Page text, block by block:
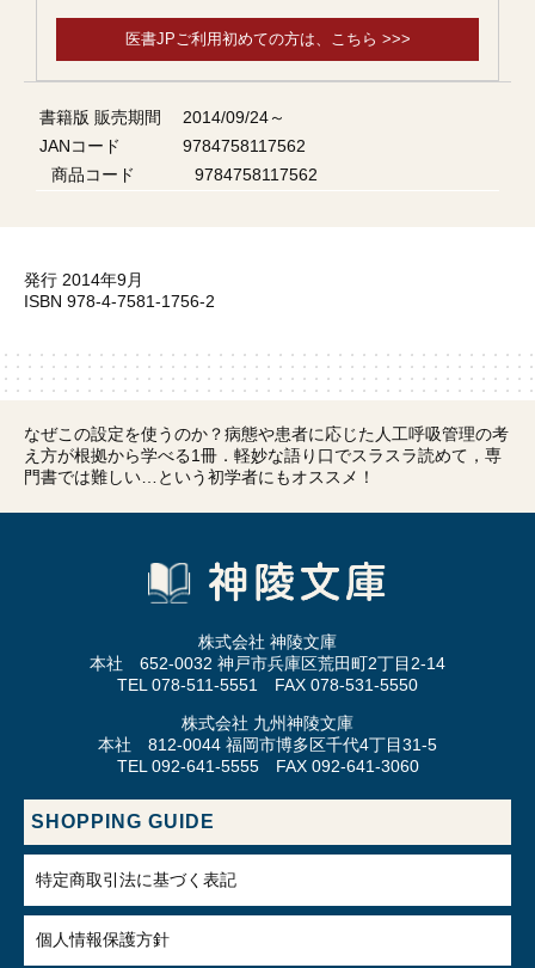
医書JPご利用初めての方は、こちら >>>
書籍版 販売期間
2014/09/24～
JANコード
9784758117562
商品コード
9784758117562
発行 2014年9月
ISBN 978-4-7581-1756-2
なぜこの設定を使うのか？病態や患者に応じた人工呼吸管理の考
え方が根拠から学べる1冊．軽妙な語り口でスラスラ読めて，専
門書では難しい…という初学者にもオススメ！
株式会社 神陵文庫
本社 652-0032 神戸市兵庫区荒田町2丁目2-14
TEL 078-511-5551 FAX 078-531-5550
株式会社 九州神陵文庫
本社 812-0044 福岡市博多区千代4丁目31-5
TEL 092-641-5555 FAX 092-641-3060
SHOPPING GUIDE
特定商取引法に基づく表記
個人情報保護方針